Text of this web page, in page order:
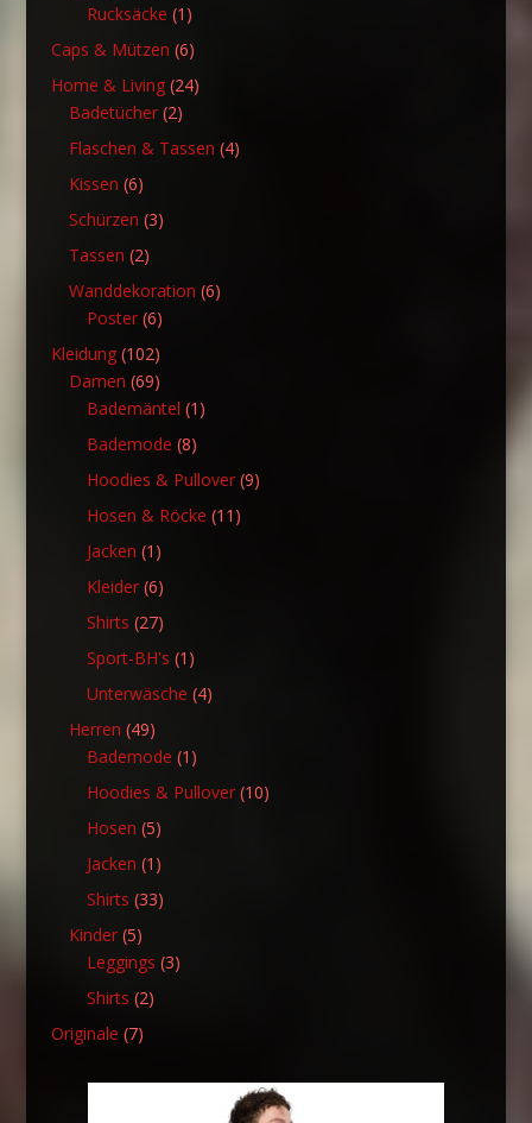
Produkte
Rucksäcke 1 1
Produkt
Caps & Mützen 66
Produkte
Home & Living 2424
Badetücher 22
Produkte
Flaschen & Tassen 44
Kissen 66
Produkte
Schürzen 33
Tassen 22
Produkte
Wanddekoration 66
Poster 66
Produkte
Kleidung 102102
Produkte
Damen 6969
Produkte
Bademäntel 1 1
Bademode 88
Produkte
Hoodies & Pullover 99
Hosen & Röcke 11 11
Jacken 1 1
Produkt
Kleider 66
Produkte
Shirts 2727
Produkte
Sport-BH's 1 1
Produkt
Unterwäsche 44
Herren 4949
Produkte
Bademode 1 1
Produkt
Hoodies & Pullover 1010
Hosen 55
Produkte
Jacken 1 1
Produkt
Shirts 3333
Kinder 55
Produkte
Leggings 33
Shirts 22
Originale 77